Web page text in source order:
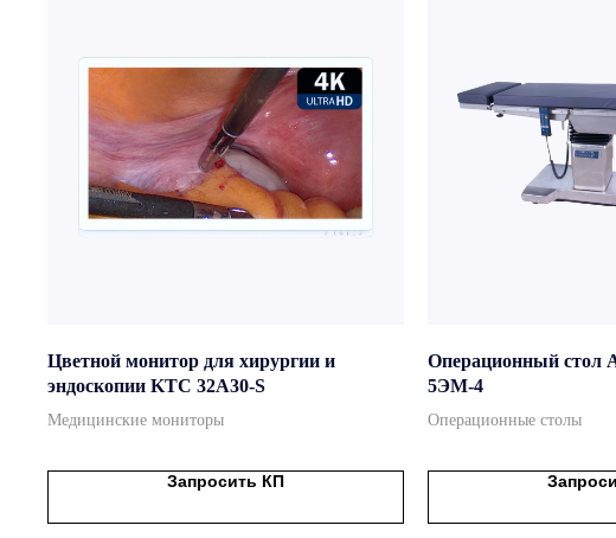
Цветной монитор для хирургии и
эндоскопии KTC 32A30-S
Медицинские мониторы
Запросить КП
Операционный стол
5ЭМ-4
Операционные столы